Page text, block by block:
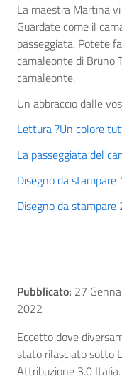
La maestra Martina
Guardate come il
passeggiata. Potete
camaleonte di Bruno
camaleonte.
Un abbraccio dalle
Lettura ?Un colore
La passeggiata del
Disegno da stampare
Disegno da stampare
Pubblicato: 27
2022
Eccetto dove
stato rilasciato sotto
Attribuzione 3.0 Italia.